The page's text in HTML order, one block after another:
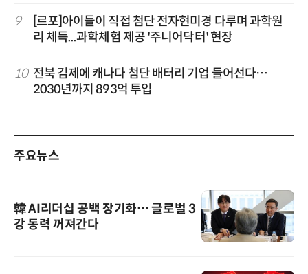
9
[르포]아이들이 직접 첨단 전자현미경 다루며 과학원
리 체득...과학체험 제공 '주니어닥터' 현장
10 전북 김제에 캐나다 첨단 배터리 기업 들어선다…
2030년까지 893억 투입
주요뉴스
韓 AI리더십 공백 장기화… 글로벌 3
강 동력 꺼져간다